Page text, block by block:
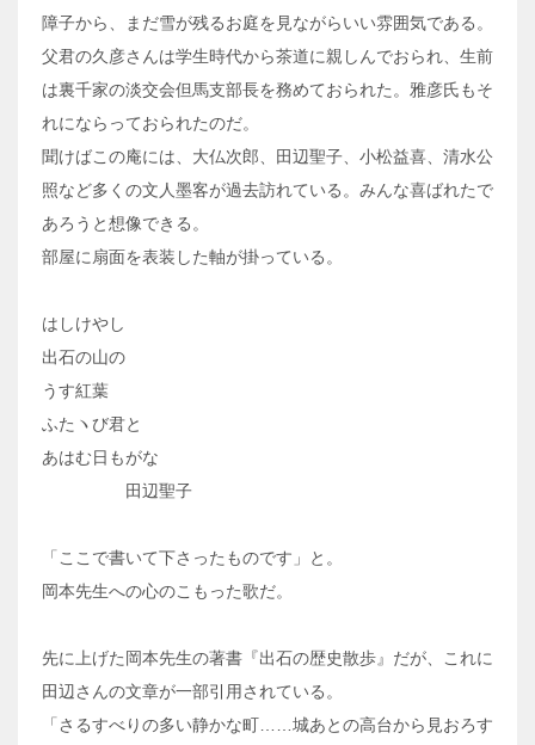
障子から、まだ雪が残るお庭を見ながらいい雰囲気である。
父君の久彦さんは学生時代から茶道に親しんでおられ、生前
は裏千家の淡交会但馬支部長を務めておられた。雅彦氏もそ
れにならっておられたのだ。
聞けばこの庵には、大仏次郎、田辺聖子、小松益喜、清水公
照など多くの文人墨客が過去訪れている。みんな喜ばれたで
あろうと想像できる。
部屋に扇面を表装した軸が掛っている。
はしけやし
出石の山の
うす紅葉
ふたヽび君と
あはむ日もがな
田辺聖子
「ここで書いて下さったものです」と。
岡本先生への心のこもった歌だ。
先に上げた岡本先生の著書『出石の歴史散歩』だが、これに
田辺さんの文章が一部引用されている。
「さるすべりの多い静かな町……城あとの高台から見おろす